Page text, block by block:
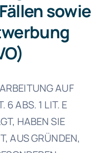
sowie
AUF
6 ABS. 1 LIT. E
HABEN SIE
AUS GRÜNDEN,